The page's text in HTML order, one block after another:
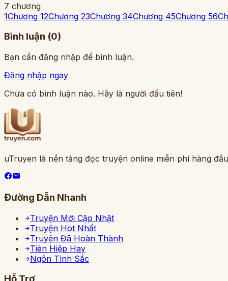
7 chương
1Chương 12Chương 23Chương 34Chương 45Chương 56
Bình luận (0)
Bạn cần đăng nhập để bình luận.
Đăng nhập ngay
Chưa có bình luận nào. Hãy là người đầu tiên!
uTruyen là nền tảng đọc truyện online miễn phí hàng
Đường Dẫn Nhanh
Truyện Mới Cập Nhật
Truyện Hot Nhất
Truyện Đã Hoàn Thành
Tiên Hiệp Hay
Ngôn Tình Sắc